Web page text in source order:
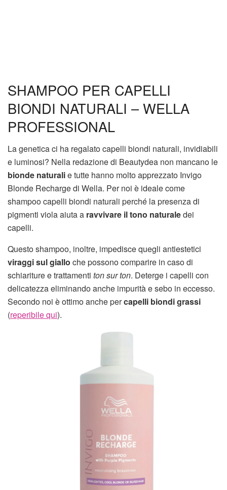
SHAMPOO PER CAPELLI
BIONDI NATURALI – WELLA
PROFESSIONAL
La genetica ci ha regalato capelli biondi naturali, invidiabili
e luminosi? Nella redazione di Beautydea non mancano le
bionde naturalie tutte hanno molto apprezzato Invigo
Blonde Recharge di Wella. Per noi è ideale come
shampoo capelli biondi naturali perché la presenza di
pigmenti viola aiuta a ravvivare il tono naturaledei
capelli.
Questo shampoo, inoltre, impedisce quegli antiestetici
viraggi sul giallo che possono comparire in caso di
schiariture e trattamenti ton sur ton. Deterge i capelli con
delicatezza eliminando anche impurità e sebo in eccesso.
Secondo noi è ottimo anche percapelli biondi grassi
(reperibile qui).